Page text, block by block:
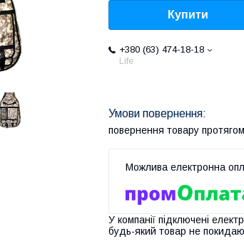
Купити
+380 (63) 474-18-18
Life
повернення товару
У компанії підключені
будь-який товар не